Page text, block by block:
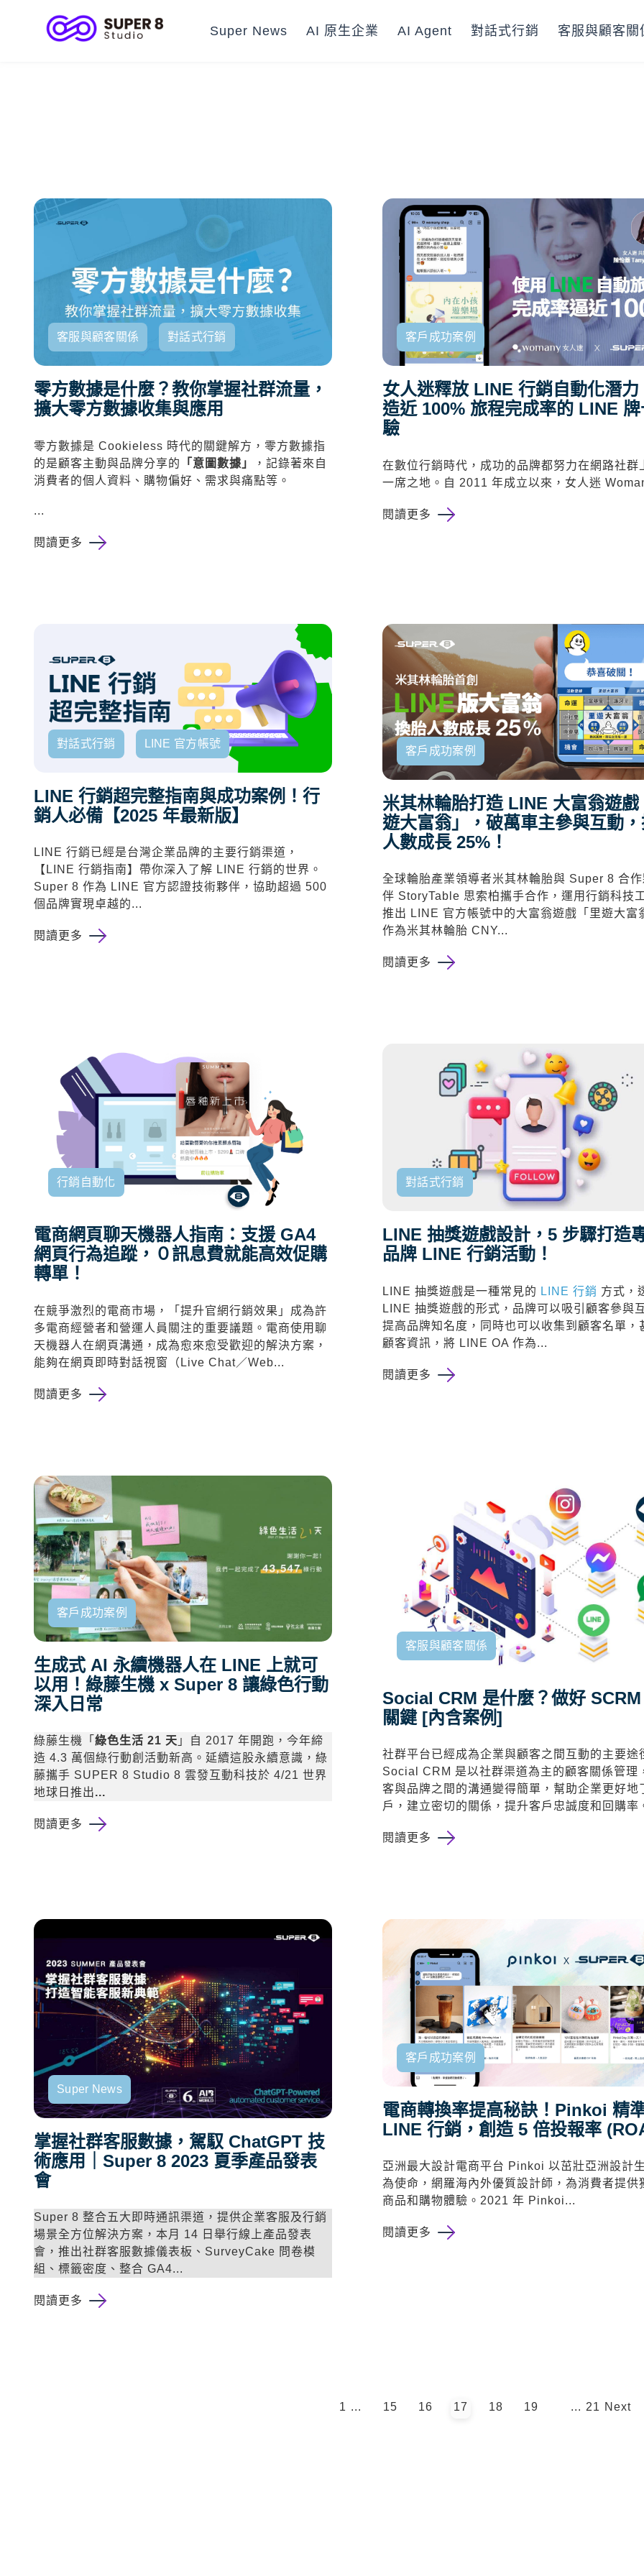
Super News AI 原生企業 AI Agent 對話式行銷 客服與顧客關
客服與顧客關係 對話式行銷
零方數據是什麼？教你掌握社群流量，
擴大零方數據收集與應用
零方數據是 Cookieless 時代的關鍵解方，零方數據指
的是顧客主動與品牌分享的
「意圖數據」
，記錄著來自
消費者的個人資料、購物偏好、需求與痛點等。
...
閱讀更多
客戶成功案例
女人迷釋放 LINE 行銷自動化潛力
造近 100% 旅程完成率的 LINE
驗
在數位行銷時代，成功的品牌都努力在網路社群
一席之地。自 2011 年成立以來， 女人迷
閱讀更多
對話式行銷 LINE 官方帳號
LINE 行銷超完整指南與成功案例！行
銷人必備【2025 年最新版】
LINE 行銷已經是台灣企業品牌的主要行銷渠道，
【LINE 行銷指南】 帶你深入了解 LINE 行銷的世界。
Super 8 作為 LINE 官方認證技術夥伴，協助超過 500
個品牌實現卓越的...
閱讀更多
客戶成功案例
米其林輪胎打造 LINE 大富翁遊戲
遊大富翁」，破萬車主參與互動
人數成長 25%！
全球輪胎產業領導者米其林輪胎與 Super 8 合
伴 StoryTable 思索柏攜手合作，運用行銷科技
推出 LINE 官方帳號中的大富翁遊戲「里遊大富
作為米其林輪胎 CNY...
閱讀更多
行銷自動化
電商網頁聊天機器人指南：支援 GA4
網頁行為追蹤，０訊息費就能高效促購
轉單！
在競爭激烈的電商市場，「提升官網行銷效果」成為許
多電商經營者和營運人員關注的重要議題。電商使用聊
天機器人在網頁溝通，成為愈來愈受歡迎的解決方案，
能夠在網頁即時對話視窗（Live Chat／Web...
閱讀更多
對話式行銷
LINE 抽獎遊戲設計，5 步驟打造
品牌 LINE 行銷活動！
LINE 抽獎遊戲是一種常見的 LINE 行銷 方式，
LINE 抽獎遊戲的形式，品牌可以吸引顧客參與
提高品牌知名度，同時也可以收集到顧客名單，
顧客資訊，將 LINE OA 作為...
閱讀更多
客戶成功案例
生成式 AI 永續機器人在 LINE 上就可
以用！綠藤生機 x Super 8 讓綠色行動
深入日常
綠藤生機「 綠色生活 21 天 」自 2017 年開跑，今年締
造 4.3 萬個綠行動創活動新高。延續這股永續意識，綠
藤攜手 SUPER 8 Studio 8 雲發互動科技於 4/21 世界
地球日推出...
閱讀更多
客服與顧客關係
Social CRM 是什麼？做好
關鍵 [內含案例]
社群平台已經成為企業與顧客之間互動的主要途
Social CRM 是以社群渠道為主的顧客關係管理
客與品牌之間的溝通變得簡單，幫助企業更好地
戶，建立密切的關係，提升客戶忠誠度和回購率
閱讀更多
Super News
掌握社群客服數據，駕馭 ChatGPT 技
術應用｜Super 8 2023 夏季產品發表
會
Super 8 整合五大即時通訊渠道，提供企業客服及行銷
場景全方位解決方案，本月 14 日舉行線上產品發表
會，推出社群客服數據儀表板、SurveyCake 問卷模
組、標籤密度、整合 GA4...
閱讀更多
客戶成功案例
電商轉換率提高秘訣！Pinkoi 精
LINE 行銷，創造 5 倍投報率
亞洲最大設計電商平台 Pinkoi 以茁壯亞洲設計
為使命，網羅海內外優質設計師，為消費者提供
商品和購物體驗。2021 年 Pinkoi...
閱讀更多
1 ... 15 16 17 18 19 ... 21 Next